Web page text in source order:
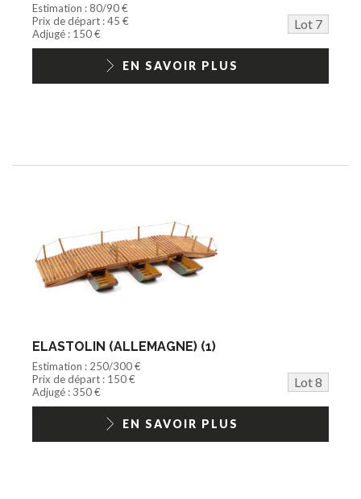
Estimation : 80/90 €
Prix de départ : 45 €
Lot 7
Adjugé : 150 €
EN SAVOIR PLUS
ELASTOLIN (ALLEMAGNE) (1)
Estimation : 250/300 €
Prix de départ : 150 €
Lot 8
Adjugé : 350 €
EN SAVOIR PLUS